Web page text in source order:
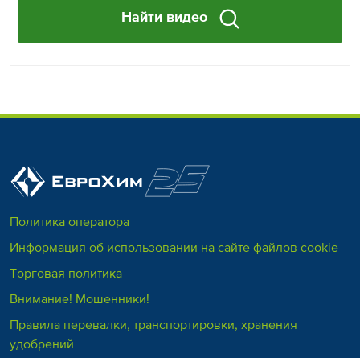
Найти видео
Политика оператора
Информация об использовании на сайте файлов cookie
Торговая политика
Внимание! Мошенники!
Правила перевалки, транспортировки, хранения
удобрений